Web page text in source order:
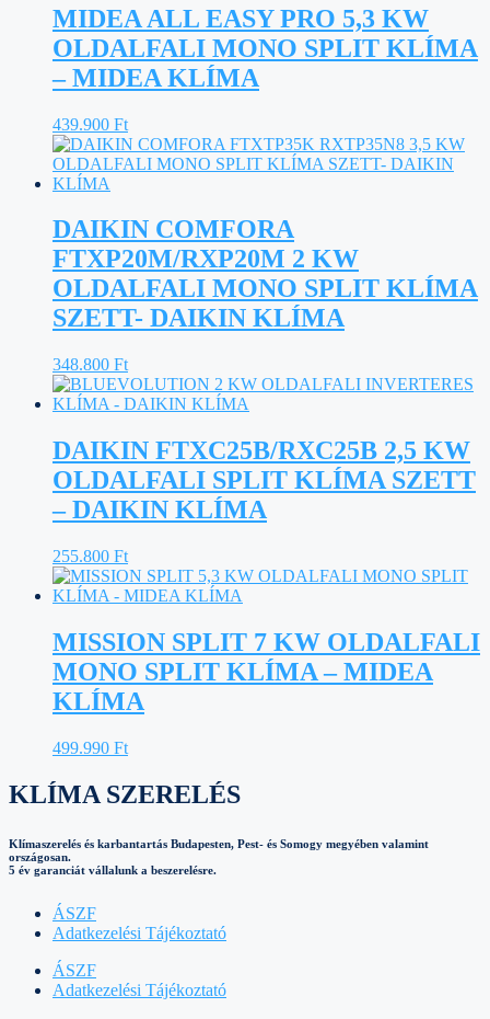
MIDEA ALL EASY PRO 5,3 KW
OLDALFALI MONO SPLIT KLÍMA
– MIDEA KLÍMA
439.900 Ft
DAIKIN COMFORA
FTXP20M/RXP20M 2 KW
OLDALFALI MONO SPLIT KLÍMA
SZETT- DAIKIN KLÍMA
348.800 Ft
DAIKIN FTXC25B/RXC25B 2,5 KW
OLDALFALI SPLIT KLÍMA SZETT
– DAIKIN KLÍMA
255.800 Ft
MISSION SPLIT 7 KW OLDALFALI
MONO SPLIT KLÍMA – MIDEA
KLÍMA
499.990 Ft
KLÍMA SZERELÉS
Klímaszerelés és karbantartás Budapesten, Pest- és Somogy megyében valamint
országosan.
5 év garanciát vállalunk a beszerelésre.
ÁSZF
Adatkezelési Tájékoztató
ÁSZF
Adatkezelési Tájékoztató